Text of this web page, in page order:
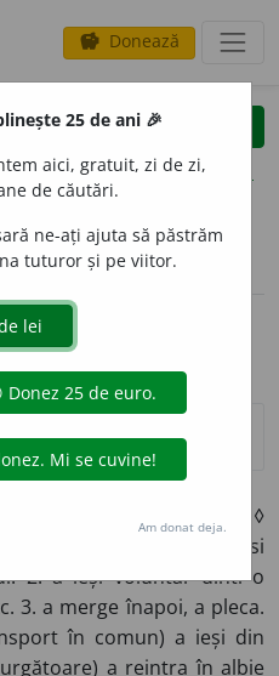
savings Donează
clear
opțiuni
(50)
◊ a lua înapoi ceva. ◊
(despre armate) a părăsi
2. a ieși voluntar dintr-o
3. a merge înapoi, a pleca.
în comun) a ieși din
a reintra în albie
25 de ani 🎉
aici, gratuit, zi de zi,
de căutări.
ne-ați ajuta să păstrăm
tuturor și pe viitor.
Am donat deja.